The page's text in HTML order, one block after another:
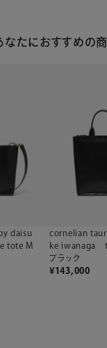
なたにおすすめの
daisu
tote M
cornelian
ke iwanaga
ブラック
¥143,000